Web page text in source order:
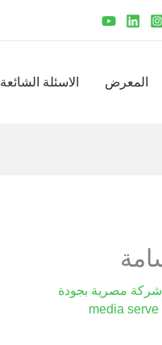
المعرض الاسئلة الشائعة
شركة مصرية بجودة
media serve